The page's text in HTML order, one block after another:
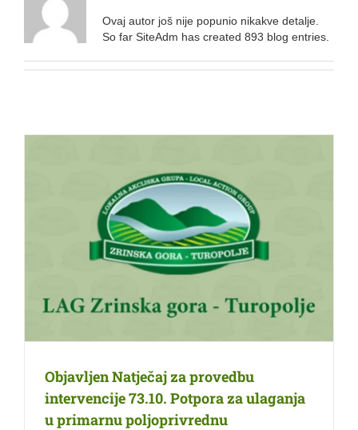
Ovaj autor još nije popunio nikakve detalje.
So far SiteAdm has created 893 blog entries.
Objavljen Natječaj za provedbu
intervencije 73.10. Potpora za ulaganja
u primarnu poljoprivrednu